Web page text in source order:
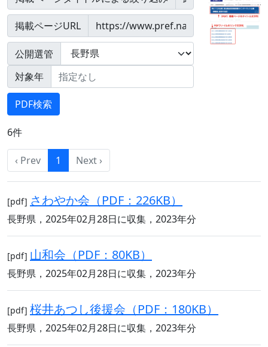
掲載ページURL
公開選管
対象年
6件
‹ Prev 1 Next ›
[pdf] さわやか会（PDF：226KB）
長野県，2025年02月28日に収集，2023年分
[pdf] 山和会（PDF：80KB）
長野県，2025年02月28日に収集，2023年分
[pdf] 桜井あつし後援会（PDF：180KB）
長野県，2025年02月28日に収集，2023年分